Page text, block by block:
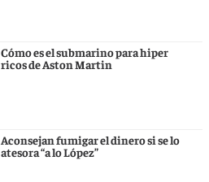
Cómo es el submarino para hiper
ricos de Aston Martin
Aconsejan fumigar el dinero si se lo
atesora “a lo López”